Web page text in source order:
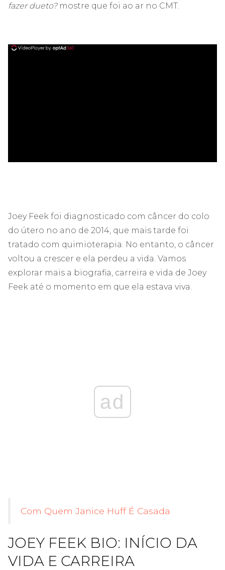
fazer dueto?mostre que foi ao ar no CMT.
Joey Feek foi diagnosticado com câncer do colo
do útero no ano de 2014, que mais tarde foi
tratado com quimioterapia. No entanto, o câncer
voltou a crescer e ela perdeu a vida. Vamos
explorar mais a biografia, carreira e vida de Joey
Feek até o momento em que ela estava viva.
ad
Com Quem Janice Huff É Casada
JOEY FEEK BIO: INÍCIO DA
VIDA E CARREIRA